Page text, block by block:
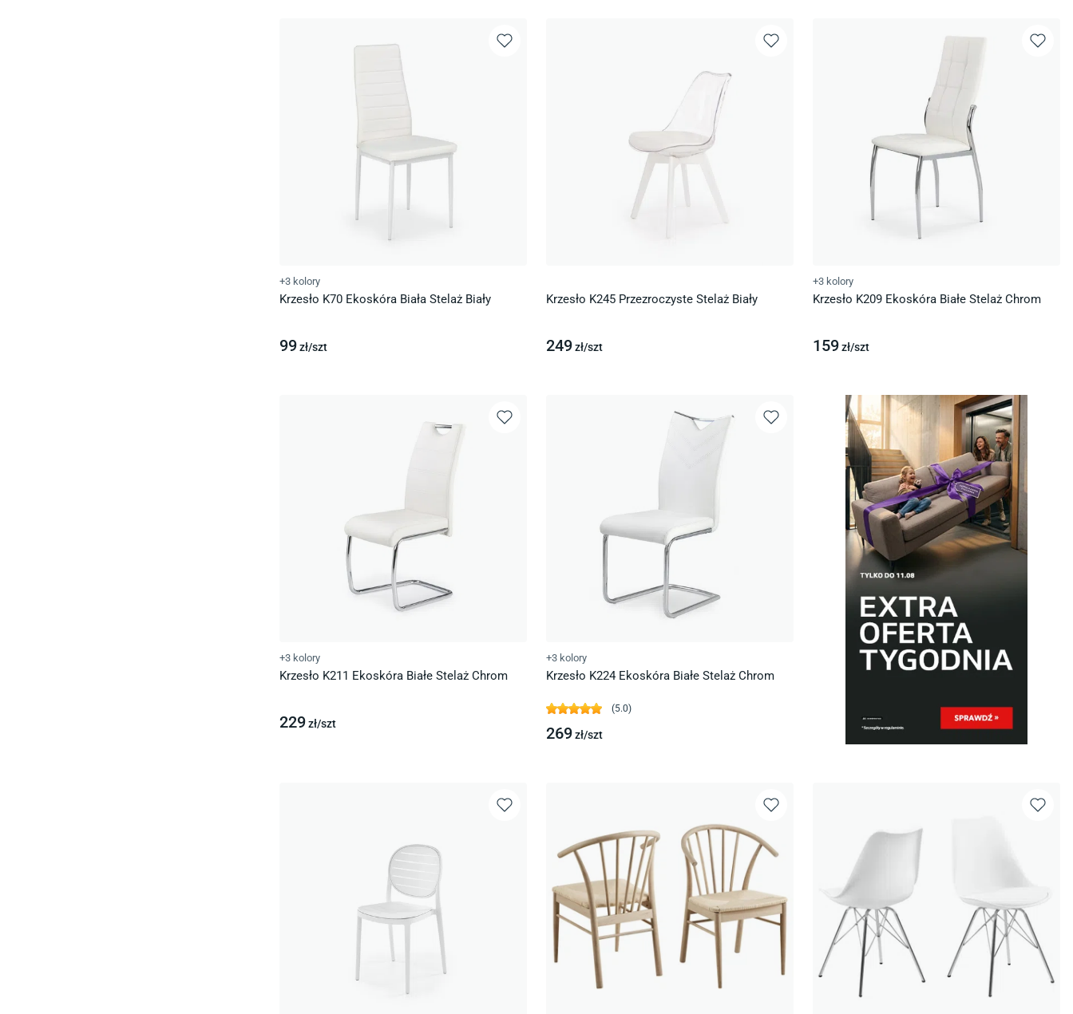
+3 kolory
Krzesło K70 Ekoskóra Biała Stelaż Biały
99zł/szt
Krzesło K245 Przezroczyste Stelaż Biały
249zł/szt
+3 kolory
Krzesło K209 Ekoskóra Białe Stelaż Chrom
159zł/szt
+3 kolory
Krzesło K211 Ekoskóra Białe Stelaż Chrom
229zł/szt
+3 kolory
Krzesło K224 Ekoskóra Białe Stelaż Chrom
(5.0)
269zł/szt